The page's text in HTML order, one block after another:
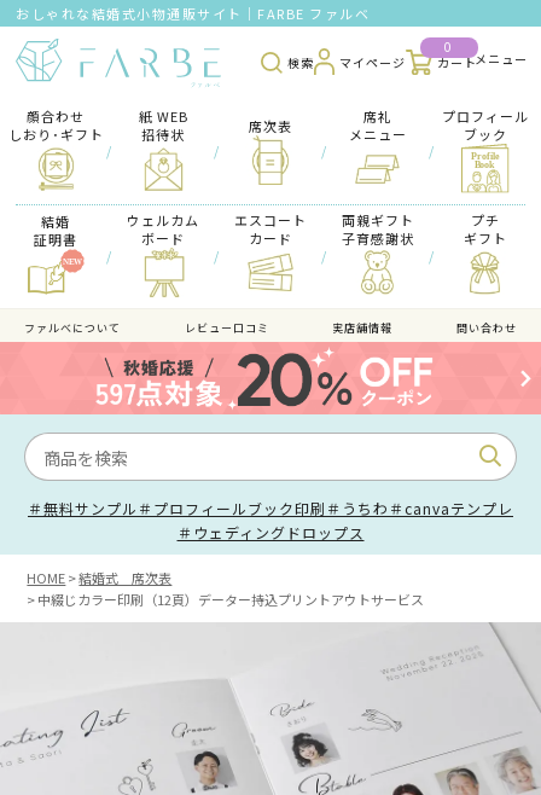
おしゃれな結婚式小物通販サイト｜FARBE ファルベ
検索 マイページ
0
カート
顔合わせ
しおり･ギフト
/
紙 WEB
招待状
/
席次表
/
席礼
メニュー
/
プロフィール
ブック
結婚
証明書
/
ウェルカム
ボード
/
エスコート
カード
/
両親ギフト
子育感謝状
/
プチ
ギフト
ファルべについて レビュー口コミ 実店舗情報 問い合わせ
＃無料サンプル ＃プロフィールブック印刷 ＃うちわ ＃canvaテンプレ
＃ウェディングドロップス
HOME
結婚式 席次表
中綴じカラー印刷（12頁）データー持込プリントアウトサービス